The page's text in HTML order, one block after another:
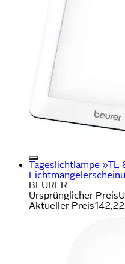
Tageslichtlampe »TL
BEURER
Ursprünglicher Preis
Aktueller Preis